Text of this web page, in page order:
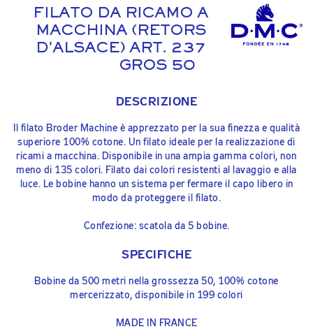
FILATO DA RICAMO A
MACCHINA (RETORS
D'ALSACE) ART. 237
GROS 50
DESCRIZIONE
Il filato Broder Machine è apprezzato per la sua finezza e qualità
superiore 100% cotone. Un filato ideale per la realizzazione di
ricami a macchina. Disponibile in una ampia gamma colori, non
meno di 135 colori. Filato dai colori resistenti al lavaggio e alla
luce. Le bobine hanno un sistema per fermare il capo libero in
modo da proteggere il filato.
Confezione: scatola da 5 bobine.
SPECIFICHE
Bobine da 500 metri nella grossezza 50, 100% cotone
mercerizzato, disponibile in 199 colori
MADE IN FRANCE